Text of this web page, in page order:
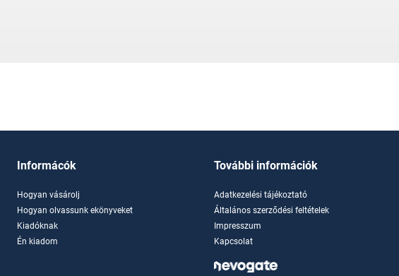
Informácók
Hogyan vásárolj
Hogyan olvassunk ekönyveket
Kiadóknak
Én kiadom
További információk
Adatkezelési tájékoztató
Általános szerződési feltételek
Impresszum
Kapcsolat